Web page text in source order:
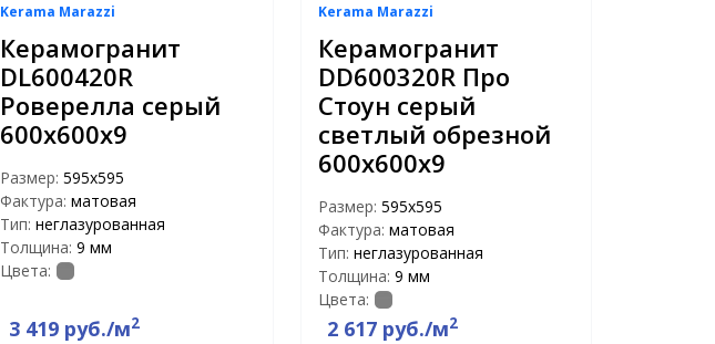
Kerama Marazzi
Керамогранит
DL600420R
Роверелла серый
600х600х9
Размер: 595x595
Фактура: матовая
Тип: неглазурованная
Толщина: 9 мм
Цвета:
3 419 руб./м2
Kerama Marazzi
Керамогранит
DD600320R Про
Стоун серый
светлый обрезной
600х600х9
Размер: 595x595
Фактура: матовая
Тип: неглазурованная
Толщина: 9 мм
Цвета:
2 617 руб./м2